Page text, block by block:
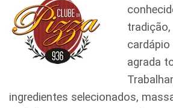
tradição,
cardápio
agrada
ingredientes selecionados,